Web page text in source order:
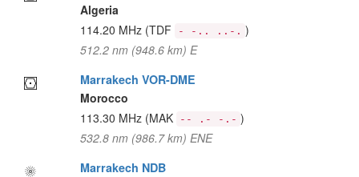
Algeria
114.20 MHz (TDF - -.. ..-. )
512.2 nm (948.6 km) E
Marrakech VOR-DME
Morocco
113.30 MHz (MAK -- .- -.- )
532.8 nm (986.7 km) ENE
Marrakech NDB